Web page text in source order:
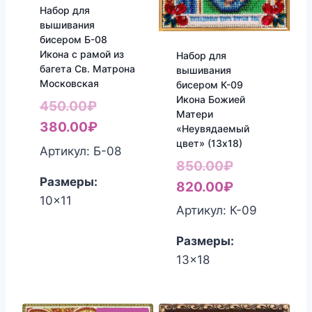
Набор для
вышивания
бисером Б-08
Икона с рамой из
багета Св. Матрона
Московская
450.00₽Первоначальная
цена
составляла
380.00₽Текущая
цена:
Артикул: Б-08
Размеры:
10x11
Набор для
вышивания
бисером К-09
Икона Божией
Матери
«Неувядаемый
цвет» (13х18)
850.00₽
цена
составляла
820.00₽Текущая
цена:
Артикул: К-09
Размеры:
13x18